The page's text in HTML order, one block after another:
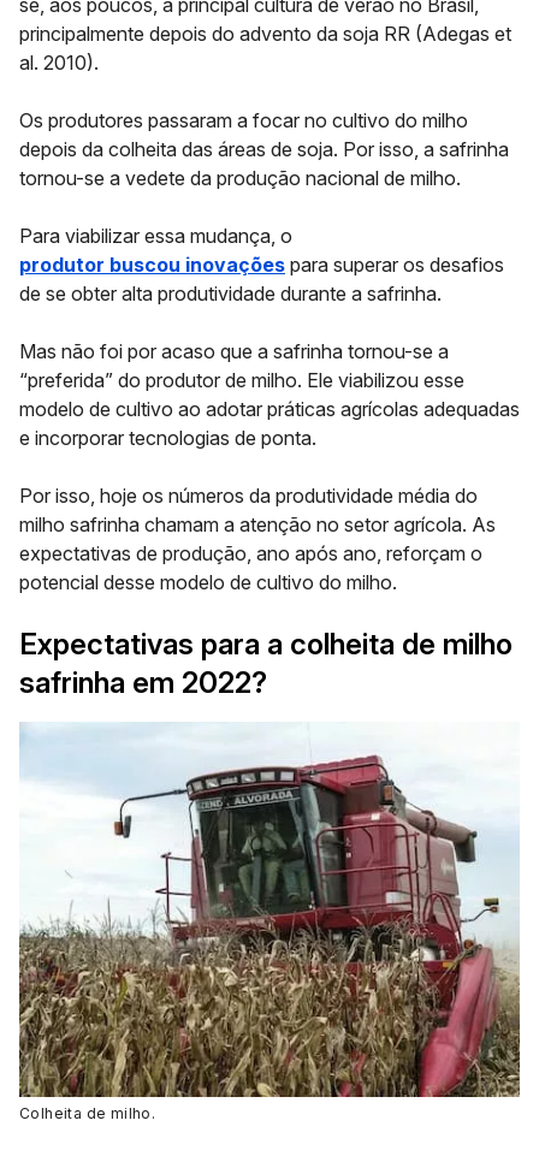
principalmente depois do advento da soja RR (Adegas et
al. 2010).
Os produtores passaram a focar no cultivo do milho
depois da colheita das áreas de soja. Por isso, a safrinha
tornou-se a vedete da produção nacional de milho.
Para viabilizar essa mudança, o
produtor buscou inovações para superar os desafios
de se obter alta produtividade durante a safrinha.
Mas não foi por acaso que a safrinha tornou-se a
“preferida” do produtor de milho. Ele viabilizou esse
modelo de cultivo ao adotar práticas agrícolas adequadas
e incorporar tecnologias de ponta.
Por isso, hoje os números da produtividade média do
milho safrinha chamam a atenção no setor agrícola. As
expectativas de produção, ano após ano, reforçam o
potencial desse modelo de cultivo do milho.
Expectativas para a colheita de milho
safrinha em 2022?
Colheita de milho.